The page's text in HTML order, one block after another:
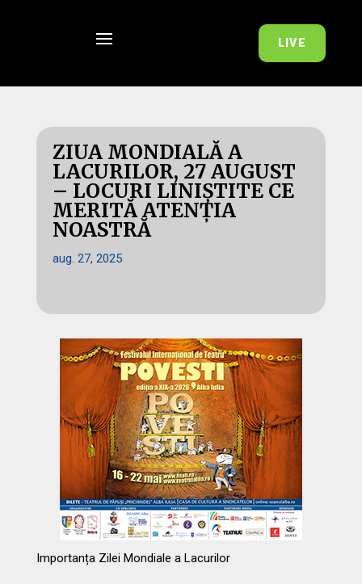
LIVE
ZIUA MONDIALĂ A
LACURILOR, 27 AUGUST
– LOCURI LINIȘTITE CE
MERITĂ ATENȚIA
NOASTRĂ
aug. 27, 2025
Importanța Zilei Mondiale a Lacurilor